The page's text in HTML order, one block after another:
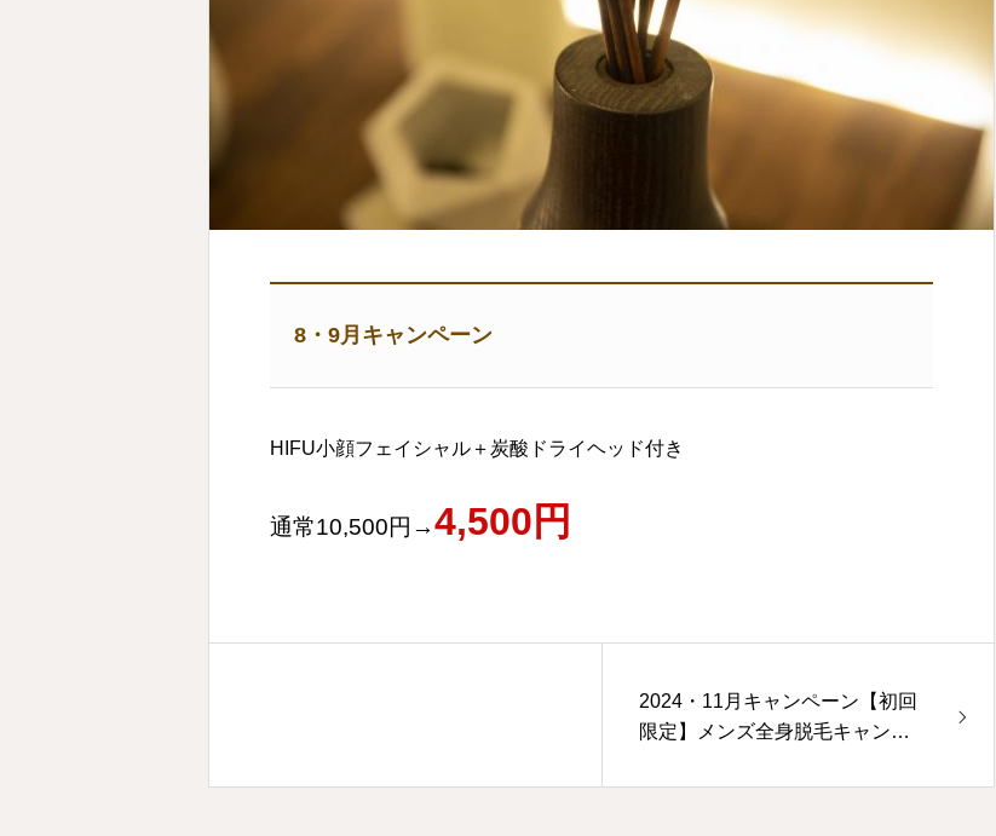
8・9月キャンペーン
HIFU小顔フェイシャル＋炭酸ドライヘッド付き
通常10,500円→4,500円
2024・11月キャンペーン【初回
限定】メンズ全身脱毛キャンペ